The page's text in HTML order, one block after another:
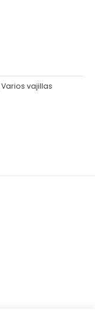
Varios vajillas